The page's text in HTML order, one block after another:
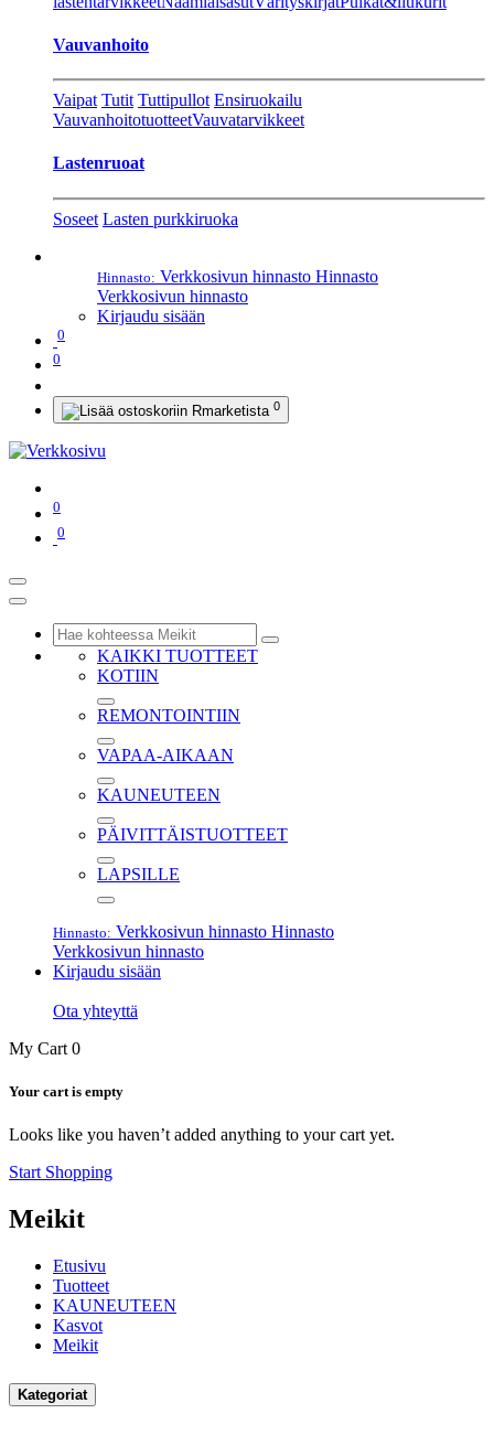
Vauvanhoito
Vaipat Tutit Tuttipullot Ensiruokailu
VauvanhoitotuotteetVauvatarvikkeet
Lastenruoat
Soseet Lasten purkkiruoka
Hinnasto: Verkkosivun hinnasto Hinnasto
Verkkosivun hinnasto
Kirjaudu sisään
0
0
0
0
0
KAIKKI TUOTTEET
KOTIIN
REMONTOINTIIN
VAPAA-AIKAAN
KAUNEUTEEN
PÄIVITTÄISTUOTTEET
LAPSILLE
Hinnasto: Verkkosivun hinnasto Hinnasto
Verkkosivun hinnasto
Kirjaudu sisään
Ota yhteyttä
My Cart 0
Your cart is empty
Looks like you haven’t added anything to your cart yet.
Start Shopping
Meikit
Etusivu
Tuotteet
KAUNEUTEEN
Kasvot
Meikit
Kategoriat